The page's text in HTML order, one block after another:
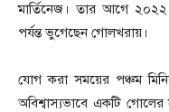
মার্তিনেজ। তার আগে ২০২২
পর্যন্ত ভুগেছেন গোলখরায়।
যোগ করা সময়ের পঞ্চম
অবিশ্বাস্যভাবে একটি গোলের